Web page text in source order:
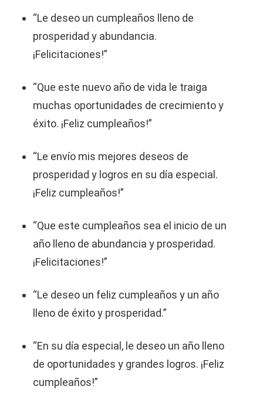
“Le deseo un cumpleaños lleno de
prosperidad y abundancia.
¡Felicitaciones!”
“Que este nuevo año de vida le traiga
muchas oportunidades de crecimiento y
éxito. ¡Feliz cumpleaños!”
“Le envío mis mejores deseos de
prosperidad y logros en su día especial.
¡Feliz cumpleaños!”
“Que este cumpleaños sea el inicio de un
año lleno de abundancia y prosperidad.
¡Felicitaciones!”
“Le deseo un feliz cumpleaños y un año
lleno de éxito y prosperidad.”
“En su día especial, le deseo un año lleno
de oportunidades y grandes logros. ¡Feliz
cumpleaños!”